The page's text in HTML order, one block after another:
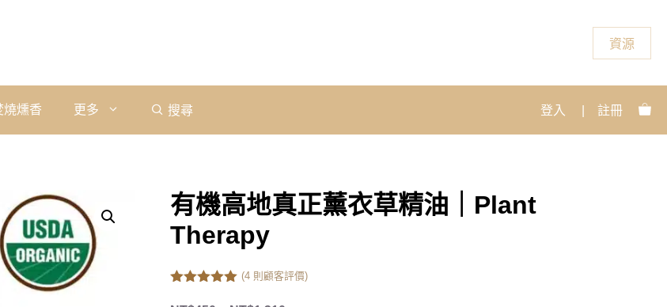
資源
燒燻香 更多 搜尋 登入 註冊
有機高地真正薰衣草精油｜Plant
Therapy
(4 則顧客評價)